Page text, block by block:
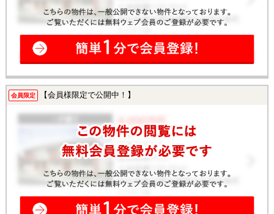
会員限定 【会員様限定で公開中！】